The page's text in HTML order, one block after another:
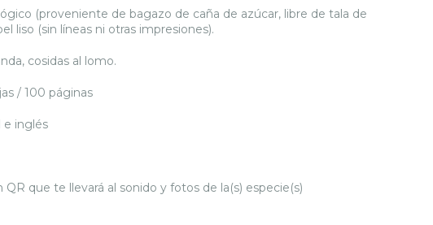
(proveniente de bagazo de caña de azúcar, libre de tala de
liso (sin líneas ni otras impresiones).
cosidas al lomo.
/ 100 páginas
e inglés
QR que te llevará al sonido y fotos de la(s) especie(s)